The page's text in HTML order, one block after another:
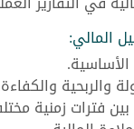
المالي:
الأساسية.
والربحية
بين فترات زمنية